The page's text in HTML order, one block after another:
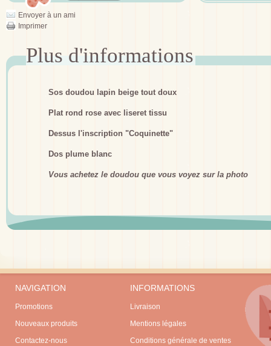
Envoyer à un ami
Imprimer
Sos doudou lapin beige tout doux
Plat rond rose avec liseret tissu
Dessus l'inscription "Coquinette"
Dos plume blanc
Vous achetez le doudou que vous voyez sur la photo
NAVIGATION
Promotions
Nouveaux produits
Contactez-nous
INFORMATIONS
Livraison
Mentions légales
Conditions générale de ventes